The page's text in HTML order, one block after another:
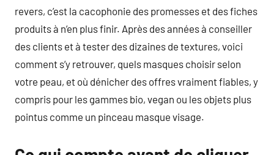
revers, c’est la cacophonie des promesses et des fiches
produits à n’en plus finir. Après des années à conseiller
des clients et à tester des dizaines de textures, voici
comment s’y retrouver, quels masques choisir selon
votre peau, et où dénicher des offres vraiment fiables, y
compris pour les gammes bio, vegan ou les objets plus
pointus comme un pinceau masque visage.